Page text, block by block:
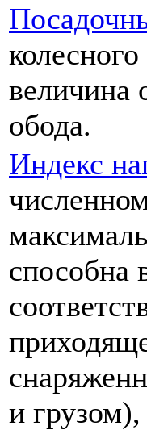
величина
обода.
Индекс
способна
и